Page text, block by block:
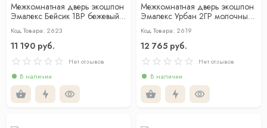
Межкомнатная дверь экошпон
Эмалекс Бейсик 1ВР бежевый
кромка АБС черная c 4-х ст
Код Товара: 2623
11 190 руб.
Нет отзывов
В наличии
Межкомнатная дверь экошпон
Эмалекс Урбан 2ГР молочный
АЛ Золотая кромка с 4-х
сторон
Код Товара: 2619
12 765 руб.
Нет отзывов
В наличии